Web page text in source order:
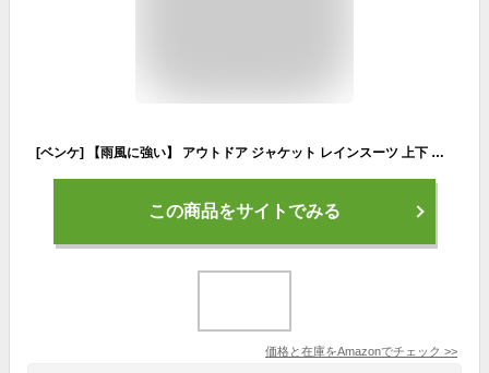
[ベンケ] 【雨風に強い】 アウトドア ジャケット レインスーツ 上下 セット 登山服 マウンテンパーカー レインウェア 防寒 防風 撥水 登山 ウェア バイク 釣り フィッシング 自転車 トレッキング ツーリング フード付き ウインドブレーカー おしゃれ 春服 パンツ ズボン アウター (ネイビー M)
この商品をサイトでみる
価格と在庫をAmazonでチェック >>